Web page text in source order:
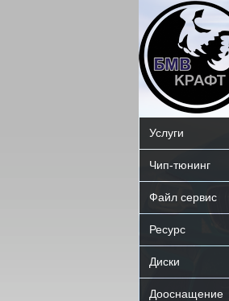
Услуги
Чип-тюнинг
Файл сервис
Ресурс
Диски
Дооснащение